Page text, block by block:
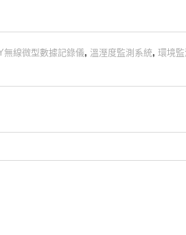
無線微型數據記錄儀, 溫溼度監測系統, 環境監